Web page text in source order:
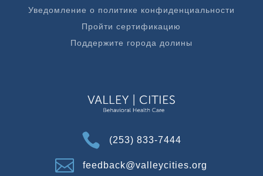
Уведомление о политике конфиденциальности
Пройти сертификацию
Поддержите города долины
 (253) 833-7444
 feedback@valleycities.org